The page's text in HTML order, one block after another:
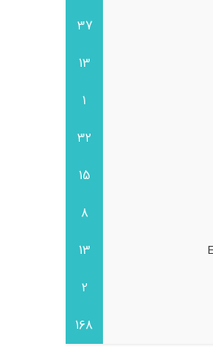
37
13
1
32
15
8
13
2
168